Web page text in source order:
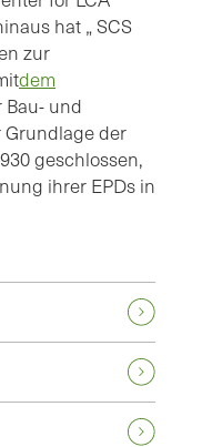
hat „ SCS
zur
dem
Bau- und
Grundlage der
geschlossen,
ihrer EPDs in